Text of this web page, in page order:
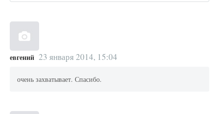
евгений 23 января 2014, 15:04
очень захватывает. Спасибо.